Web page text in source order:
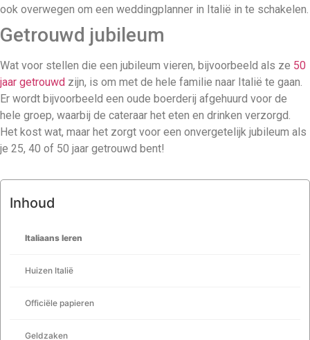
ook overwegen om een weddingplanner in Italië in te schakelen.
Getrouwd jubileum
Wat voor stellen die een jubileum vieren, bijvoorbeeld als ze 50
jaar getrouwd zijn, is om met de hele familie naar Italië te gaan.
Er wordt bijvoorbeeld een oude boerderij afgehuurd voor de
hele groep, waarbij de cateraar het eten en drinken verzorgd.
Het kost wat, maar het zorgt voor een onvergetelijk jubileum als
je 25, 40 of 50 jaar getrouwd bent!
Inhoud
Italiaans leren
Huizen Italië
Officiële papieren
Geldzaken